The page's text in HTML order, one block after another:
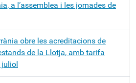
a l’assemblea i les jornades de
obre les acreditacions de
de la Llotja, amb tarifa
juliol